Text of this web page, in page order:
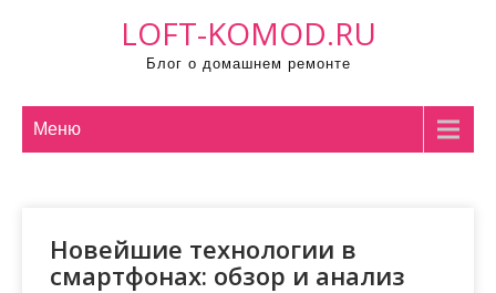
LOFT-KOMOD.RU
Блог о домашнем ремонте
Меню
Новейшие технологии в
смартфонах: обзор и анализ